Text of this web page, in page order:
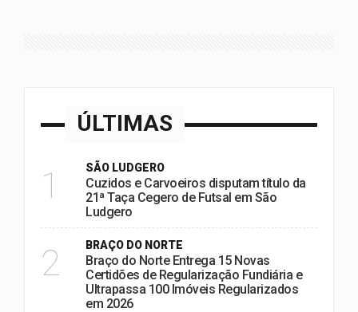
ÚLTIMAS
1 SÃO LUDGERO
Cuzidos e Carvoeiros disputam título da
21ª Taça Cegero de Futsal em São
Ludgero
2 BRAÇO DO NORTE
Braço do Norte Entrega 15 Novas
Certidões de Regularização Fundiária e
Ultrapassa 100 Imóveis Regularizados
em 2026